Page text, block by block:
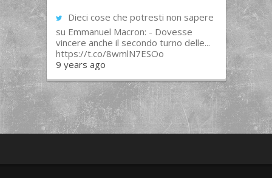
Dieci cose che potresti non sapere
su Emmanuel Macron: - Dovesse
vincere anche il secondo turno delle...
https://t.co/8wmlN7ESOo
9 years ago